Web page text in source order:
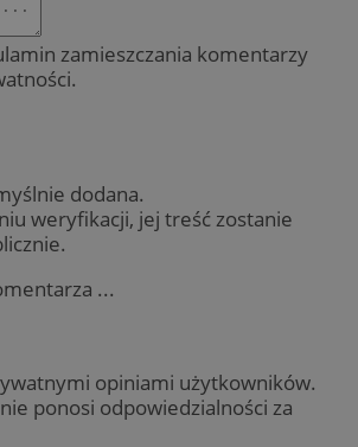
zamieszczania komentarzy
dodana.
weryfikacji, jej treść zostanie
...
opiniami użytkowników.
ponosi odpowiedzialności za